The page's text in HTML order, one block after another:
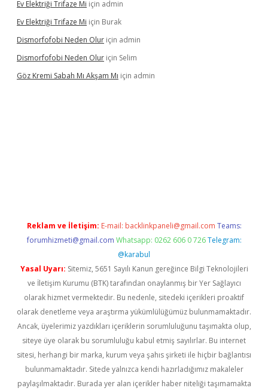
Ev Elektriği Trifaze Mi için admin
Ev Elektriği Trifaze Mi için Burak
Dismorfofobi Neden Olur için admin
Dismorfofobi Neden Olur için Selim
Göz Kremi Sabah Mı Akşam Mı için admin
Reklam ve İletişim: E-mail: backlinkpaneli@gmail.com Teams:
forumhizmeti@gmail.com Whatsapp: 0262 606 0 726 Telegram:
@karabul
Yasal Uyarı: Sitemiz, 5651 Sayılı Kanun gereğince Bilgi Teknolojileri
ve İletişim Kurumu (BTK) tarafından onaylanmış bir Yer Sağlayıcı
olarak hizmet vermektedir. Bu nedenle, sitedeki içerikleri proaktif
olarak denetleme veya araştırma yükümlülüğümüz bulunmamaktadır.
Ancak, üyelerimiz yazdıkları içeriklerin sorumluluğunu taşımakta olup,
siteye üye olarak bu sorumluluğu kabul etmiş sayılırlar. Bu internet
sitesi, herhangi bir marka, kurum veya şahıs şirketi ile hiçbir bağlantısı
bulunmamaktadır. Sitede yalnızca kendi hazırladığımız makaleler
paylaşılmaktadır. Burada yer alan içerikler haber niteliği taşımamakta